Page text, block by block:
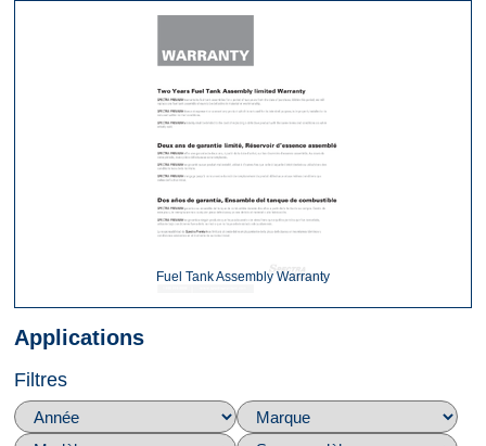
Fuel Tank Assembly Warranty
Applications
Filtres